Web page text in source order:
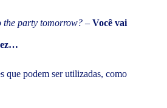
the party tomorrow? – Você vai
que podem ser utilizadas, como